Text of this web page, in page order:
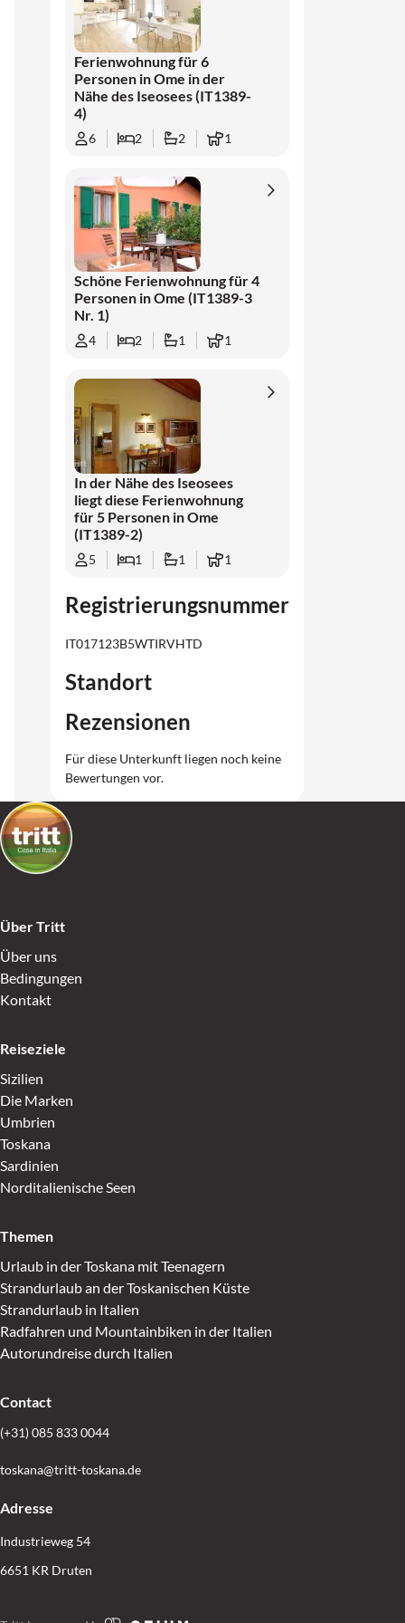
Ode an das italienische Leben – mit Reben als
Aussicht, dem Duft von Olivenbäumen in der
Luft und einem Tisch voller lokaler
Delikatessen.
Ferienwohnung für 6
Personen in Ome in der
Nähe des Iseosees (IT1389-
4)
6 2 2 1
Schöne Ferienwohnung für 4
Personen in Ome (IT1389-3
Nr. 1)
4 2 1 1
In der Nähe des Iseosees
liegt diese Ferienwohnung
für 5 Personen in Ome
(IT1389-2)
5 1 1 1
Registrierungsnummer
IT017123B5WTIRVHTD
Standort
Rezensionen
Für diese Unterkunft liegen noch keine
Bewertungen vor.
Über Tritt
Über uns
Bedingungen
Kontakt
Reiseziele
Sizilien
Die Marken
Umbrien
Toskana
Sardinien
Norditalienische Seen
Themen
Urlaub in der Toskana mit Teenagern
Strandurlaub an der Toskanischen Küste
Strandurlaub in Italien
Radfahren und Mountainbiken in der Italien
Autorundreise durch Italien
Contact
(+31) 085 833 0044
toskana@tritt-toskana.de
Adresse
Industrieweg 54
6651 KR Druten